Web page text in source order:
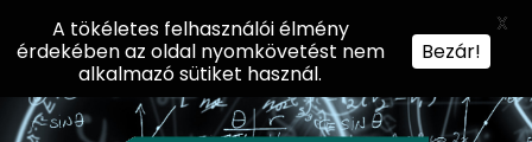
A tökéletes felhasználói élmény
érdekében az oldal nyomkövetést nem
alkalmazó sütiket használ.
Bezár!
X